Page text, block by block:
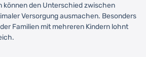
können den Unterschied zwischen
Versorgung ausmachen. Besonders
Familien mit mehreren Kindern lohnt